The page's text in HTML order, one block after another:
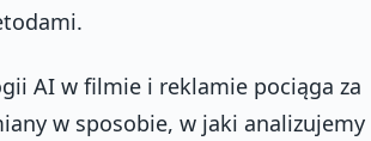
AI w filmie i reklamie pociąga za
w sposobie, w jaki analizujemy